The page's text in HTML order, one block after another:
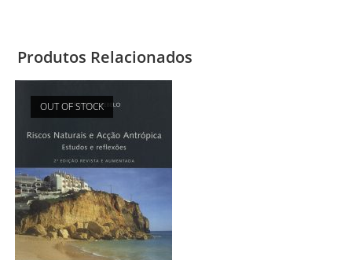
Produtos Relacionados
OUT OF STOCK